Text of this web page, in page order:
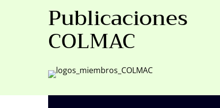
Publicaciones
COLMAC